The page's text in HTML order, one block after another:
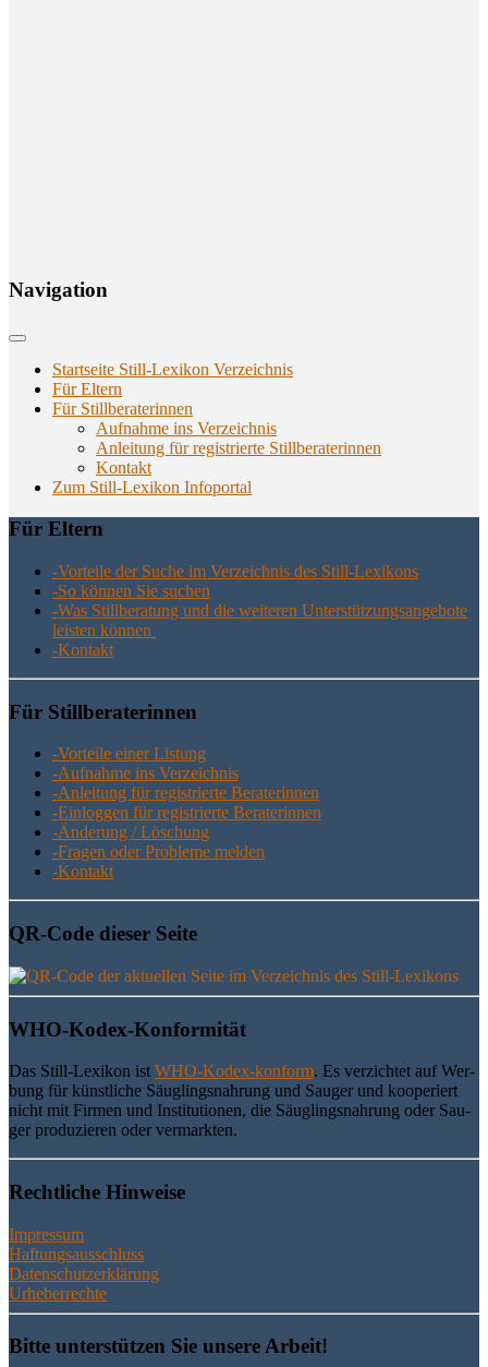
Navi­ga­ti­on
Startseite Still-Lexikon Verzeichnis
Für Eltern
Für Stillberaterinnen
Aufnahme ins Verzeichnis
Anlei­tung für regis­trier­te Stillberaterinnen
Kon­takt
Zum Still-Lexikon Infoportal
Für Eltern
-Vor­tei­le der Suche im Ver­zeich­nis des Still-Lexikons
-So kön­nen Sie suchen
-Was Still­be­ra­tung und die wei­te­ren Unter­stüt­zungs­an­ge­bo­te
leis­ten können
-Kon­takt
Für Still­be­ra­te­rin­nen
-Vor­tei­le einer Listung
-Auf­nah­me ins Verzeichnis
-Anlei­tung für regis­trier­te Beraterinnen
-Ein­log­gen für regis­trier­te Beraterinnen
-Ände­rung / Löschung
-Fra­gen oder Pro­ble­me melden
-Kon­takt
QR-Code die­ser Seite
WHO-Kodex-Kon­for­mi­tät
Das Still-Lexi­kon ist WHO-Kodex-kon­form. Es ver­zich­tet auf Wer­
bung für künst­li­che Säug­lings­nah­rung und Sau­ger und koope­riert
nicht mit Fir­men und Insti­tu­tio­nen, die Säug­lings­nah­rung oder Sau­
ger pro­du­zie­ren oder vermarkten.
Recht­li­che Hinweise
Impressum
Haftungsausschluss
Datenschutzerklärung
Urheberrechte
Bit­te unter­stüt­zen Sie unse­re Arbeit!